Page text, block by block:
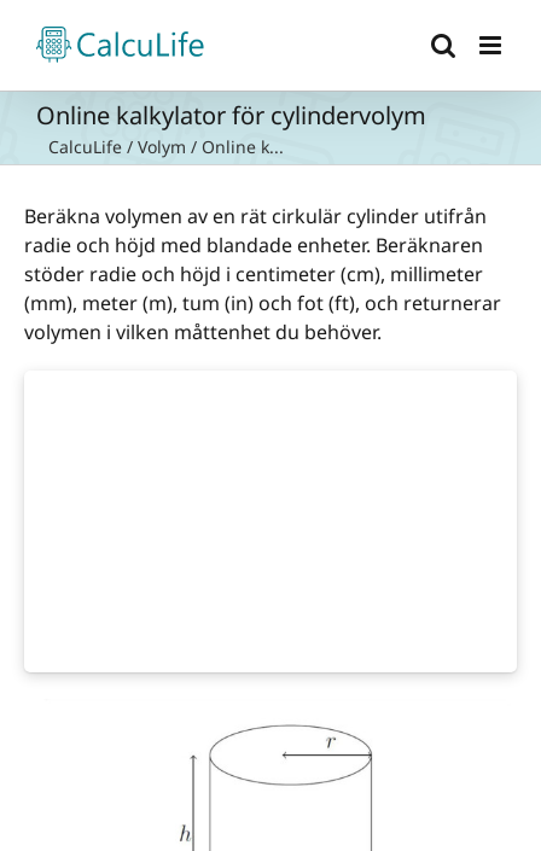
innehållet
Online kalkylator för cylindervolym
CalcuLife / Volym / Online k...
Beräkna volymen av en rät cirkulär cylinder utifrån
radie och höjd med blandade enheter. Beräknaren
stöder radie och höjd i centimeter (cm), millimeter
(mm), meter (m), tum (in) och fot (ft), och returnerar
volymen i vilken måttenhet du behöver.